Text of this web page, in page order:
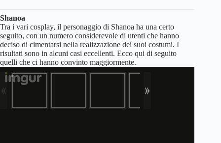
Shanoa
Tra i vari cosplay, il personaggio di Shanoa ha una certo
seguito, con un numero considerevole di utenti che hanno
deciso di cimentarsi nella realizzazione dei suoi costumi. I
risultati sono in alcuni casi eccellenti. Ecco qui di seguito
quelli che ci hanno convinto maggiormente.